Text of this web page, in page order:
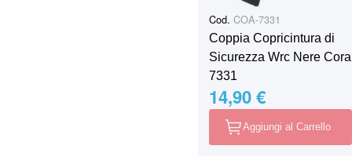
Cod. COA-7331
Coppia Copricintura di
Sicurezza Wrc Nere Cora
7331
14,90 €
Aggiungi al Carrello